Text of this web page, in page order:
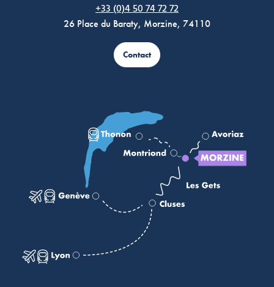
+33 (0)4 50 74 72 72
26 Place du Baraty, Morzine, 74110
Contact